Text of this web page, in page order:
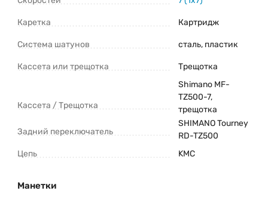
Каретка Картридж
Система шатунов сталь, пластик
Кассета или трещотка Трещотка
Кассета / Трещотка
Shimano MF-
TZ500-7,
трещотка
Задний переключатель
SHIMANO Tourney
RD-TZ500
Цепь
KMC
Манетки